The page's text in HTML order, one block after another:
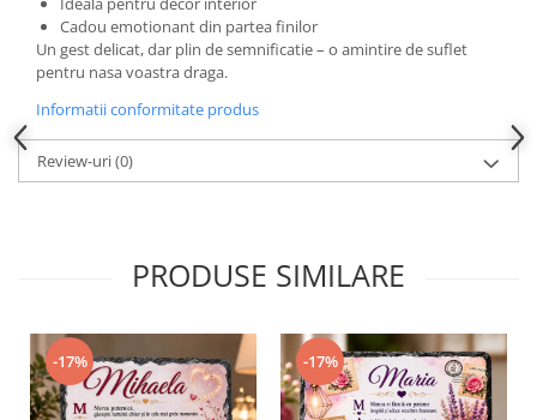
Cadou emotionant din partea finilor
Un gest delicat, dar plin de semnificatie – o amintire de suflet
pentru nasa voastra draga.
Informatii conformitate produs
Review-uri(0)
PRODUSE SIMILARE
-17% -17%